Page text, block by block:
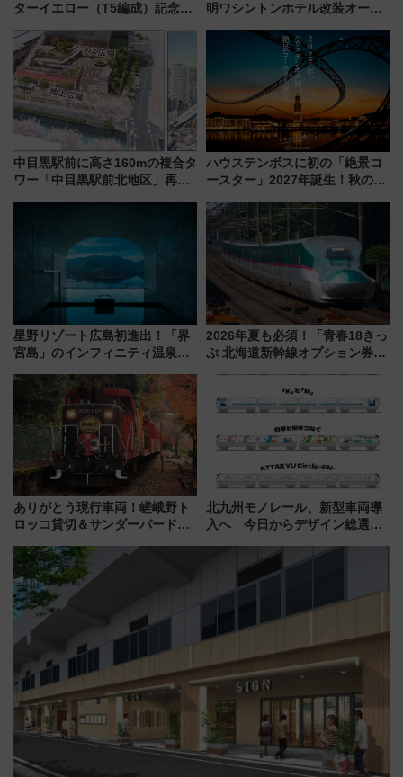
ターイエロー（T5編成）記念グ
送の目覚まし時計など通販・販
売店舗まとめ
明ワシントンホテル改装オープ
客室」や海鮮丼が人気の朝食ビ
ュッフェを現地レポ
中目黒駅前に高さ160mの複合タ
ワー「中目黒駅前北地区」再開
ハウステンボスに初の「絶景コ
ースター」2027年誕生！秋の
ろも一挙紹介
星野リゾート広島初進出！「界
宮島」のインフィニティ温泉と
宿泊料金・アクセスは？（2026
年7月23日開業）
2026年夏も必須！「青春18きっ
ぷ 北海道新幹線オプション券」
ありがとう現行車両！嵯峨野ト
ロッコ貸切＆サンダーバードレ
斉藤雪乃＆福原トシヒロと行
く！9月13日「京都の鉄道満喫
ツアー」開催
北九州モノレール、新型車両導
入へ 今日からデザイン総選挙